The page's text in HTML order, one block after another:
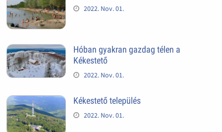
2022. Nov. 01.
Hóban gyakran gazdag télen a
Kékestető
2022. Nov. 01.
Kékestető település
2022. Nov. 01.